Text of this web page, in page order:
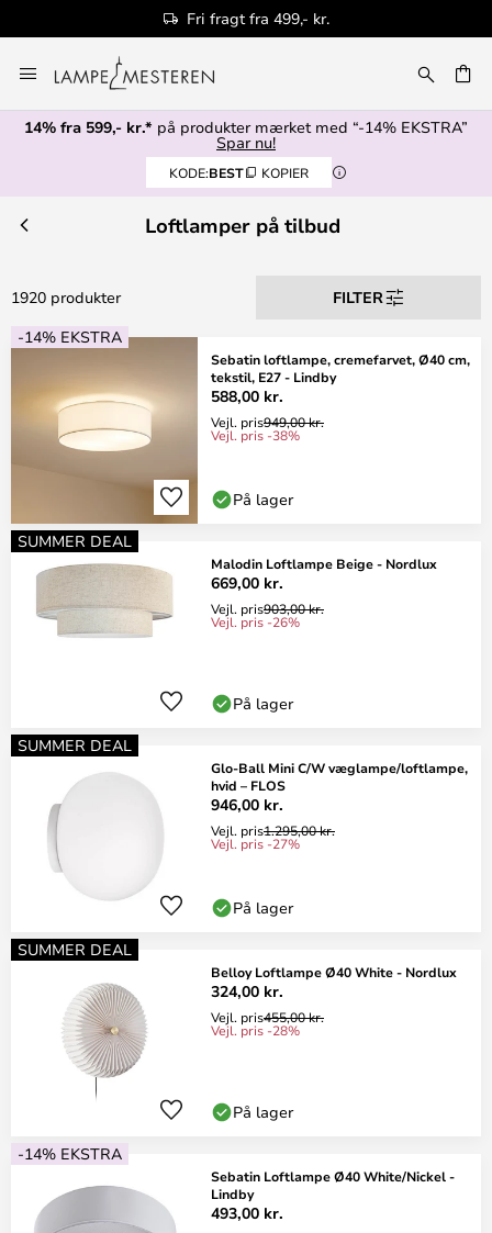
Autoriseret forhandler
to
Content
14% fra 599,- kr.* på produkter mærket med “-14% EKSTRA”
Spar nu!
KODE:BEST KOPIER
Loftlamper på tilbud
1920 produkter
FILTER
-14% EKSTRA
Sebatin loftlampe, cremefarvet, Ø40 cm,
tekstil, E27 - Lindby
588,00 kr.
Vejl. pris949,00 kr.
Vejl. pris -38%
På lager
SUMMER DEAL
Malodin Loftlampe Beige - Nordlux
669,00 kr.
Vejl. pris903,00 kr.
Vejl. pris -26%
På lager
SUMMER DEAL
Glo-Ball Mini C/W væglampe/loftlampe,
hvid – FLOS
946,00 kr.
Vejl. pris1.295,00 kr.
Vejl. pris -27%
På lager
SUMMER DEAL
Belloy Loftlampe Ø40 White - Nordlux
324,00 kr.
Vejl. pris455,00 kr.
Vejl. pris -28%
På lager
-14% EKSTRA
Sebatin Loftlampe Ø40 White/Nickel -
Lindby
493,00 kr.